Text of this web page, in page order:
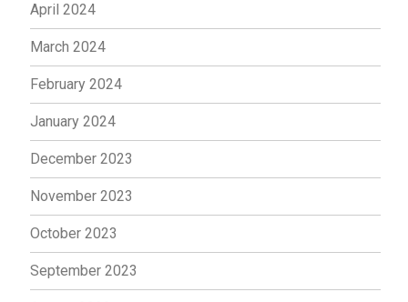
April 2024
March 2024
February 2024
January 2024
December 2023
November 2023
October 2023
September 2023